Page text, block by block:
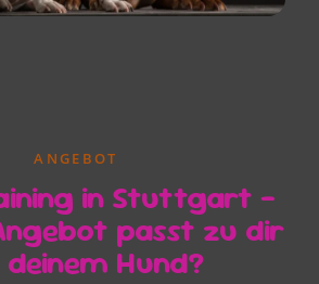
ANGEBOT
in Stuttgart –
passt zu dir
Hund?